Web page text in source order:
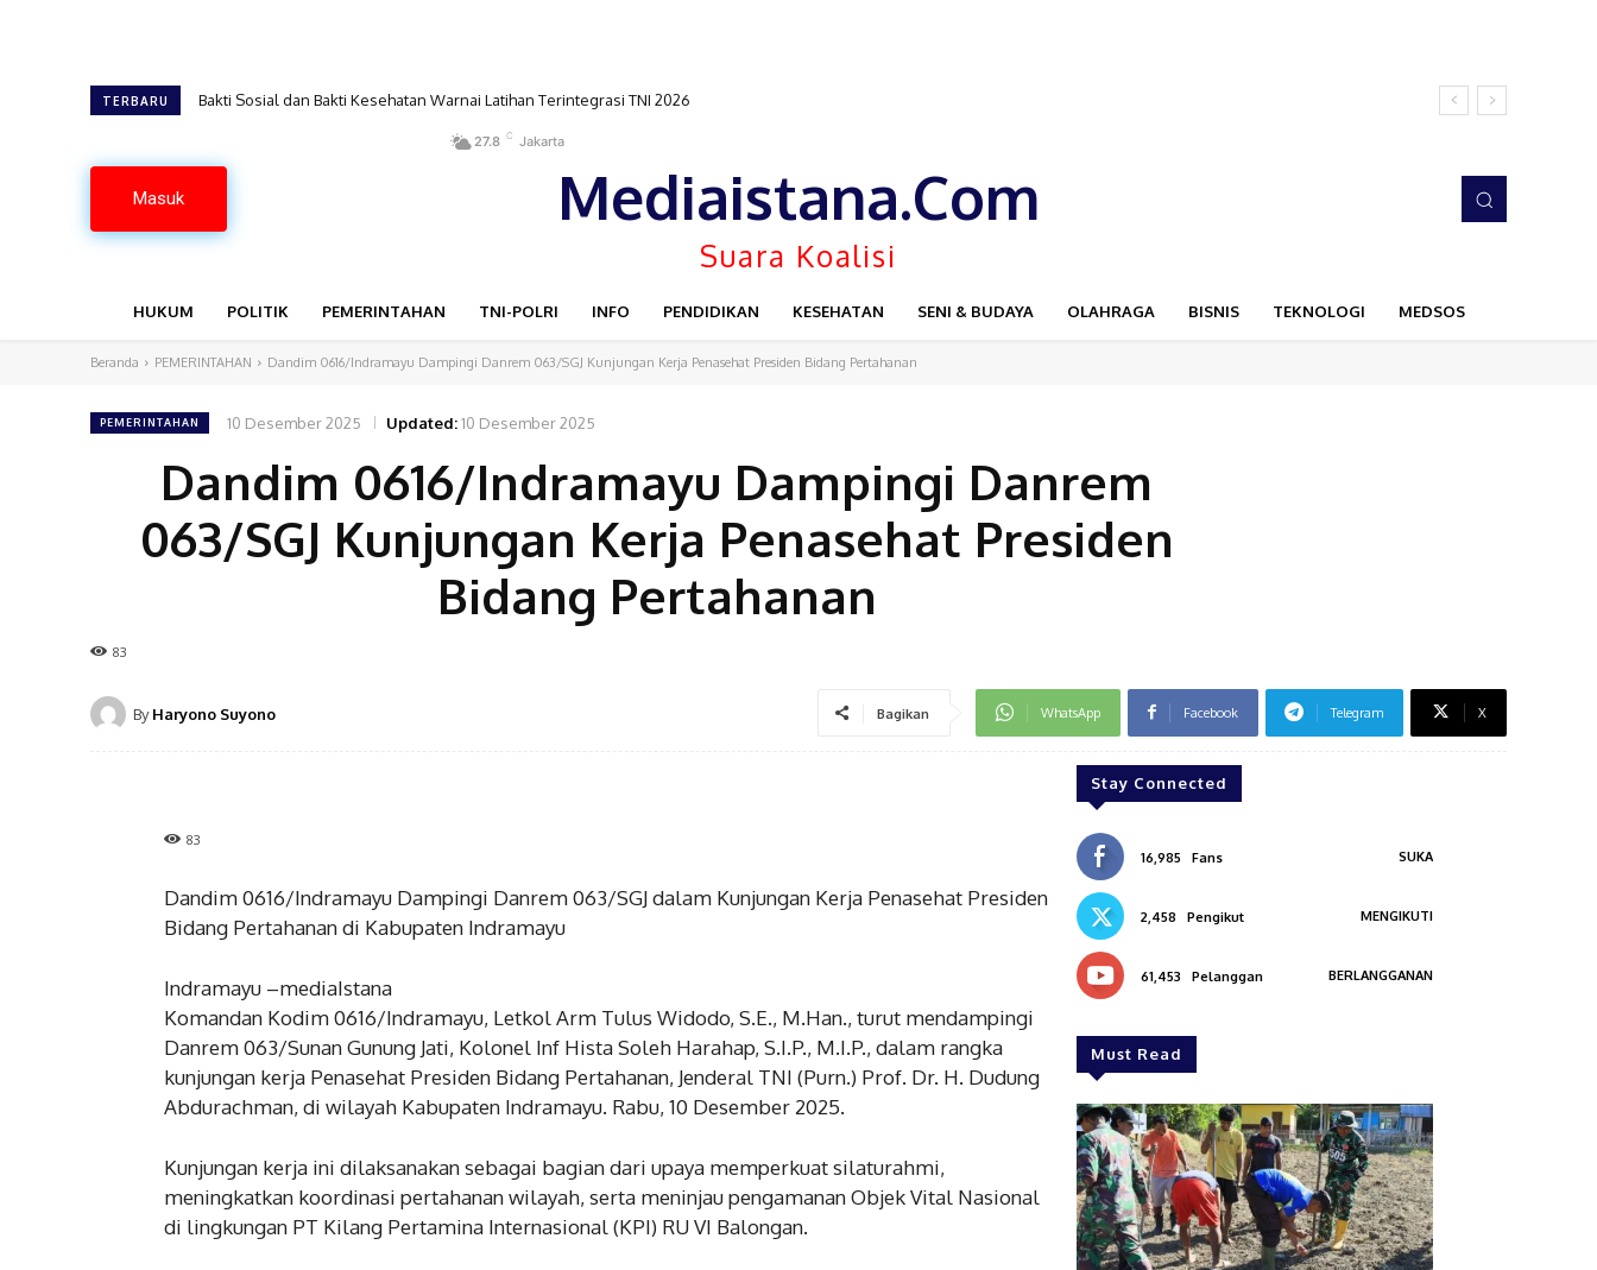
TERBARU Bakti Sosial dan Bakti Kesehatan Warnai Latihan Terintegrasi TNI 2026
Masuk
27.8 C Jakarta
Mediaistana.Com
Suara Koalisi
HUKUM POLITIK PEMERINTAHAN TNI-POLRI INFO PENDIDIKAN KESEHATAN SENI & BUDAYA OLAHRAGA BISNIS TEKNOLOGI MEDSOS
Beranda PEMERINTAHAN Dandim 0616/Indramayu Dampingi Danrem 063/SGJ Kunjungan Kerja Penasehat Presiden Bidang Pertahanan
PEMERINTAHAN 10 Desember 2025 Updated:10 Desember 2025
Dandim 0616/Indramayu Dampingi Danrem
063/SGJ Kunjungan Kerja Penasehat Presiden
Bidang Pertahanan
83
By Haryono Suyono Bagikan WhatsApp Facebook Telegram X
83
Dandim 0616/Indramayu Dampingi Danrem 063/SGJ dalam Kunjungan Kerja Penasehat Presiden
Bidang Pertahanan di Kabupaten Indramayu
Indramayu –mediaIstana
Komandan Kodim 0616/Indramayu, Letkol Arm Tulus Widodo, S.E., M.Han., turut mendampingi
Danrem 063/Sunan Gunung Jati, Kolonel Inf Hista Soleh Harahap, S.I.P., M.I.P., dalam rangka
kunjungan kerja Penasehat Presiden Bidang Pertahanan, Jenderal TNI (Purn.) Prof. Dr. H. Dudung
Abdurachman, di wilayah Kabupaten Indramayu. Rabu, 10 Desember 2025.
Kunjungan kerja ini dilaksanakan sebagai bagian dari upaya memperkuat silaturahmi,
meningkatkan koordinasi pertahanan wilayah, serta meninjau pengamanan Objek Vital Nasional
di lingkungan PT Kilang Pertamina Internasional (KPI) RU VI Balongan.
Stay Connected
16,985 Fans SUKA
2,458 Pengikut MENGIKUTI
61,453 Pelanggan BERLANGGANAN
Must Read